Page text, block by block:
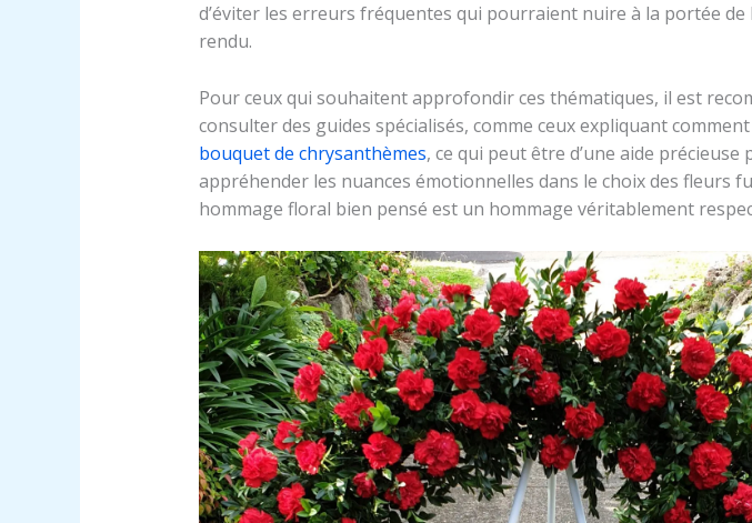
d’éviter les erreurs fréquentes qui pourraient nuire à la portée de
rendu.
Pour ceux qui souhaitent approfondir ces thématiques, il est
consulter des guides spécialisés, comme ceux expliquant comment
bouquet de chrysanthèmes, ce qui peut être d’une aide précieuse
appréhender les nuances émotionnelles dans le choix des fleurs
hommage floral bien pensé est un hommage véritablement